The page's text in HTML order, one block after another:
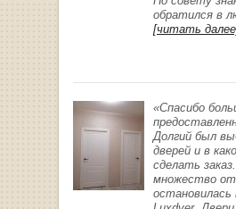
обратился в
[читать
«Спасибо
Долгий был
дверей и в
сделать
множество
остановилась